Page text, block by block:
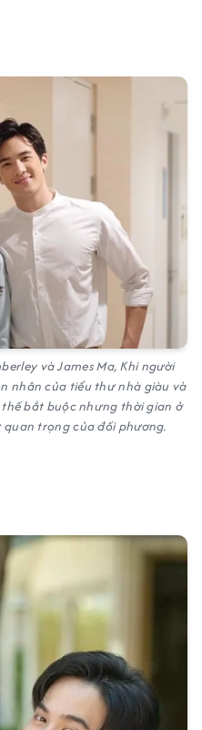
và James Ma, Khi người
nhân của tiểu thư nhà giàu và
bắt buộc nhưng thời gian ở
trọng của đối phương.